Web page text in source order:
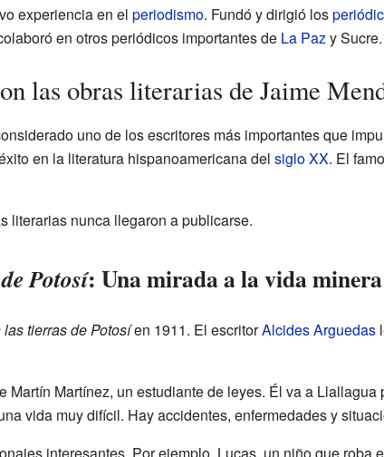
experiencia en el periodismo. Fundó y dirigió los
en otros periódicos importantes de La Pazy Sucre.
las obras literarias de Jaime
uno de los escritores más importantes que
en la literatura hispanoamericana del siglo XX. El
literarias nunca llegaron a publicarse.
Potosí: Una mirada a la vida minera
las tierras de Potosíen 1911. El escritorAlcides Arguedas
Martín Martínez, un estudiante de leyes. Él va a
vida muy difícil. Hay accidentes, enfermedades y